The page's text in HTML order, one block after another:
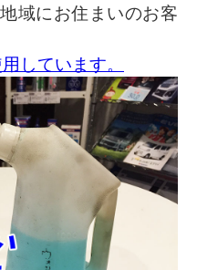
域にお住まいのお客
しています。